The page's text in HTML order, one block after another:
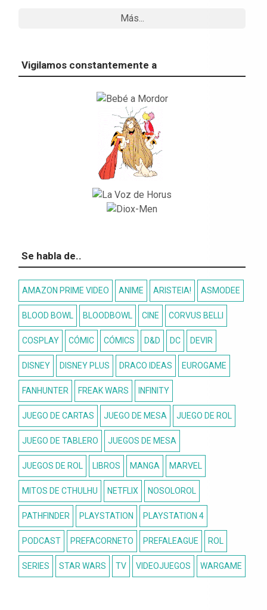
Más...
Vigilamos constantemente a
Se habla de..
AMAZON PRIME VIDEO ANIME ARISTEIA! ASMODEE
BLOOD BOWL BLOODBOWL CINE CORVUS BELLI
COSPLAY CÓMIC CÓMICS D&D DC DEVIR
DISNEY DISNEY PLUS DRACO IDEAS EUROGAME
FANHUNTER FREAK WARS INFINITY
JUEGO DE CARTAS JUEGO DE MESA JUEGO DE ROL
JUEGO DE TABLERO JUEGOS DE MESA
JUEGOS DE ROL LIBROS MANGA MARVEL
MITOS DE CTHULHU NETFLIX NOSOLOROL
PATHFINDER PLAYSTATION PLAYSTATION 4
PODCAST PREFACORNETO PREFALEAGUE ROL
SERIES STAR WARS TV VIDEOJUEGOS WARGAME